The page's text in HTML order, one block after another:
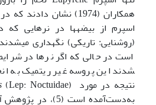
همکاران (1974) نشان دادند که در
اسپرم از بیضه­ها در نرهایی که
(روشنایی: تاریکی) نگهداری
است در حالی که اگر نرها در
شدند این پروسه غیر ریتمیک به
نتیجه در مورد
به‌دست‌آمده است